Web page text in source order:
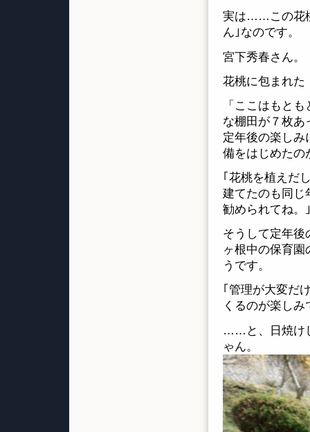
実は……この花
ん｣なのです。
宮下秀春さん。
花桃に包まれ
「ここはもと
な棚田が７枚あ
定年後の楽し
備をはじめたの
｢花桃を植えだ
建てたのも同じ
勧められてね。
そうして定年後
ヶ根中の保育
うです。
｢管理が大変だ
くるのが楽しみ
……と、日焼け
ゃん。